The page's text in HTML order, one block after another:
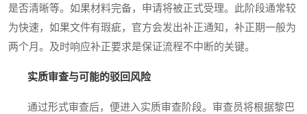
是否清晰等。如果材料完备，申请将被正式受理。此阶段通常较
为快速，如果文件有瑕疵，官方会发出补正通知，补正期一般为
两个月。及时响应补正要求是保证流程不中断的关键。
实质审查与可能的驳回风险
通过形式审查后，便进入实质审查阶段。审查员将根据黎巴